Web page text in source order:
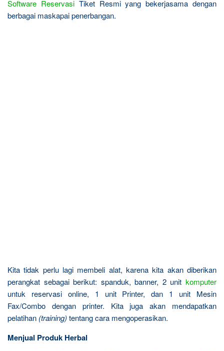
Software ReservasiTiket Resmi yang bekerjasama dengan
berbagai maskapai penerbangan.
Kita tidak perlu lagi membeli alat, karena kita akan diberikan
perangkat sebagai berikut: spanduk, banner, 2 unit komputer
untuk reservasi online, 1 unit Printer, dan 1 unit Mesin
Fax/Combo dengan printer. Kita juga akan mendapatkan
pelatihan (training) tentang cara mengoperasikan.
Menjual Produk Herbal